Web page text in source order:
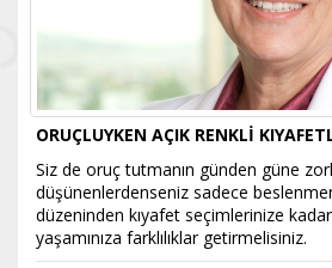
ORUÇLUYKEN AÇIK RENKLİ
Siz de oruç tutmanın günden güne
düşünenlerdenseniz sadece
düzeninden kıyafet seçimlerinize
yaşamınıza farklılıklar getirmelisiniz.